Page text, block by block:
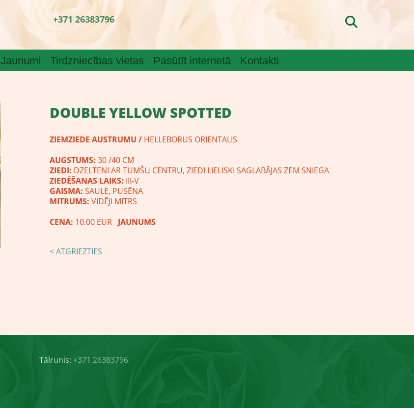
+371 26383796
Jaunumi Tirdzniecības vietas Pasūtīt internetā Kontakti
DOUBLE YELLOW SPOTTED
ZIEMZIEDE AUSTRUMU / HELLEBORUS ORIENTALIS
AUGSTUMS: 30 /40 CM
ZIEDI: DZELTENI AR TUMŠU CENTRU, ZIEDI LIELISKI SAGLABĀJAS ZEM SNIEGA
ZIEDĒŠANAS LAIKS: III-V
GAISMA: SAULE, PUSĒNA
MITRUMS: VIDĒJI MITRS
CENA: 10.00 EUR JAUNUMS
< ATGRIEZTIES
Tālrunis: +371 26383796